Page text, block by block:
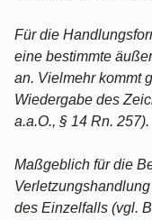
Für die
eine bestimmte
an. Vielmehr kommt
Wiedergabe des
a.a.O., § 14 Rn. 257).
Maßgeblich für die
des Einzelfalls (vgl.